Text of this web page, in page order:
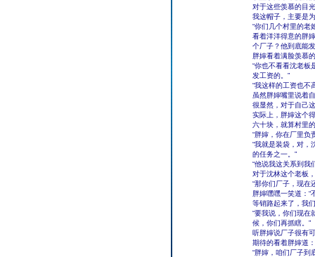
对于这些羡慕的目
我这帽子，主要是
“你们几个村里的老
看着洋洋得意的胖
个厂子？他到底能
胖婶看着满脸羡慕
“你也不看看沈老板
发工资的。”
“我这样的工资也不
虽然胖婶嘴里说着
很显然，对于自己
实际上，胖婶这个
六十块，就算村里
“胖婶，你在厂里负
“我就是装袋，对，
的任务之一。”
“他说我这关系到我
对于沈林这个老板
“那你们厂子，现在
胖婶嘿嘿一笑道：
等销路起来了，我
“要我说，你们现在
候，你们再抓瞎。”
听胖婶说厂子很有
期待的看着胖婶道
“胖婶，咱们厂子到